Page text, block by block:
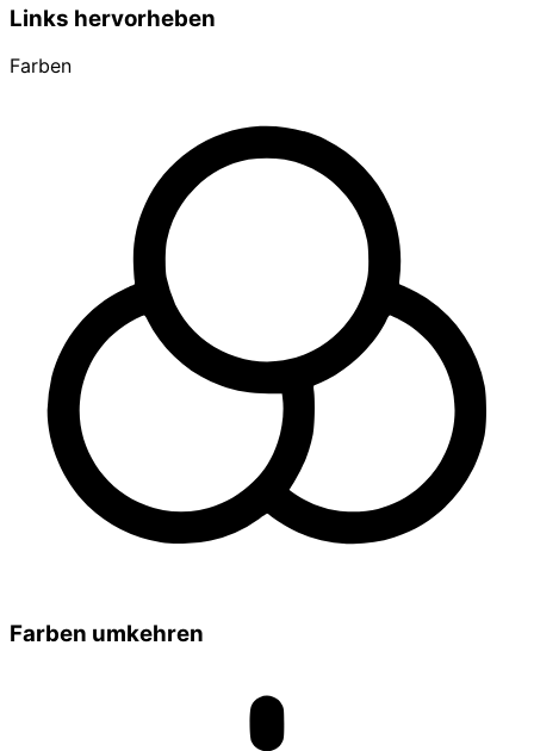
Links hervorheben
Farben
Farben umkehren